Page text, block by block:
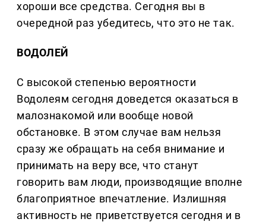
хороши все средства. Сегодня вы в
очередной раз убедитесь, что это не так.
ВОДОЛЕЙ
С высокой степенью вероятности
Водолеям сегодня доведется оказаться в
малознакомой или вообще новой
обстановке. В этом случае вам нельзя
сразу же обращать на себя внимание и
принимать на веру все, что станут
говорить вам люди, производящие вполне
благоприятное впечатление. Излишняя
активность не приветствуется сегодня и в